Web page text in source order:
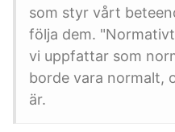
som styr vårt
följa dem.
vi uppfattar som
borde vara normalt,
är.